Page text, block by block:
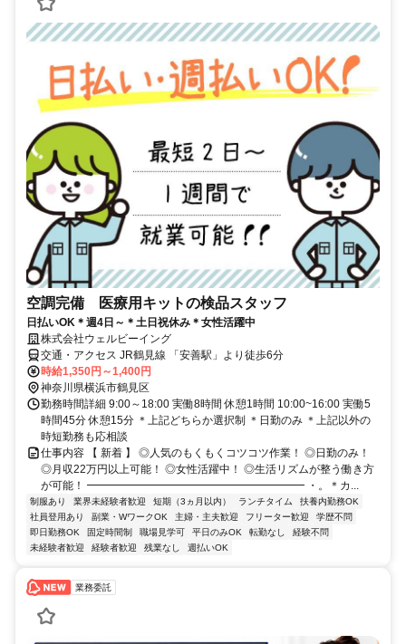
空調完備 医療用キットの検品スタッフ
日払いOK＊週4日～＊土日祝休み＊女性活躍中
株式会社ウェルビーイング
交通・アクセス JR鶴見線 「安善駅」より徒歩6分
時給1,350円～1,400円
神奈川県横浜市鶴見区
勤務時間詳細 9:00～18:00 実働8時間 休憩1時間 10:00~16:00 実働5
時間45分 休憩15分 ＊上記どちらか選択制 ＊日勤のみ ＊上記以外の
時短勤務も応相談
仕事内容 【 新着 】 ◎人気のもくもくコツコツ作業！ ◎日勤のみ！
◎月収22万円以上可能！ ◎女性活躍中！ ◎生活リズムが整う働き方
が可能！ ━━━━━━━━━━━━━━━━━━━━ ・。＊カ...
制服あり 業界未経験者歓迎 短期（3ヵ月以内） ランチタイム
扶養内勤務OK
社員登用あり
副業・WワークOK 主婦・主夫歓迎 フリーター歓迎
学歴不問
即日勤務OK
固定時間制 職場見学可 平日のみOK 転勤なし
経験不問
未経験者歓迎
経験者歓迎 残業なし 週払いOK
業務委託